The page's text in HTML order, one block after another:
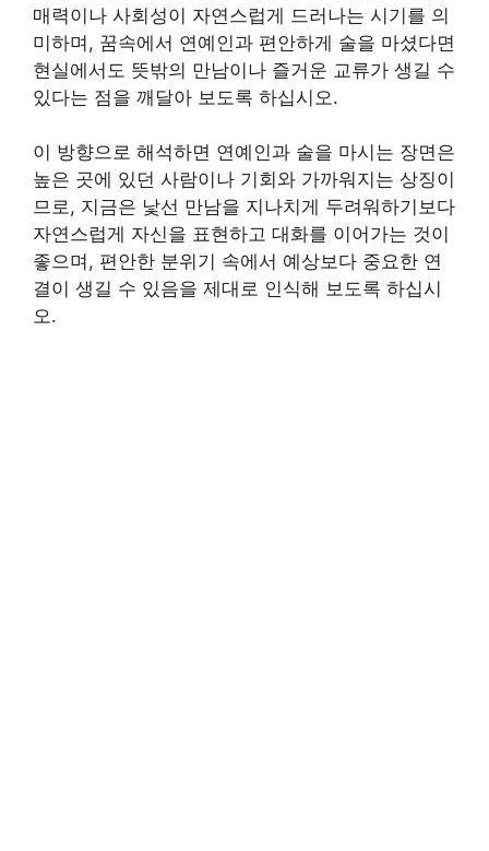
매력이나 사회성이 자연스럽게 드러나는 시기를 의
미하며, 꿈속에서 연예인과 편안하게 술을 마셨다면
현실에서도 뜻밖의 만남이나 즐거운 교류가 생길 수
있다는 점을 깨달아 보도록 하십시오.
이 방향으로 해석하면 연예인과 술을 마시는 장면은
높은 곳에 있던 사람이나 기회와 가까워지는 상징이
므로, 지금은 낯선 만남을 지나치게 두려워하기보다
자연스럽게 자신을 표현하고 대화를 이어가는 것이
좋으며, 편안한 분위기 속에서 예상보다 중요한 연
결이 생길 수 있음을 제대로 인식해 보도록 하십시
오.